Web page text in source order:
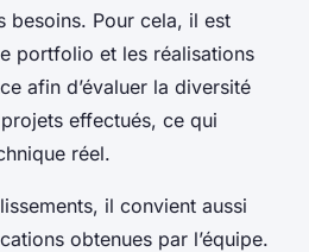
besoins. Pour cela, il est
portfolio et les réalisations
afin d’évaluer la diversité
effectués, ce qui
réel.
il convient aussi
obtenues par l’équipe.